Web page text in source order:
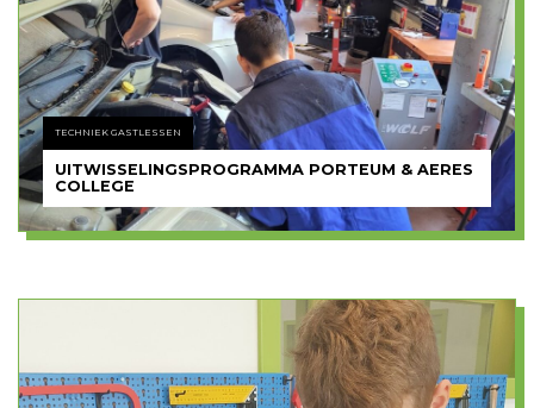
TECHNIEK GASTLESSEN
UITWISSELINGSPROGRAMMA PORTEUM & AERES
COLLEGE